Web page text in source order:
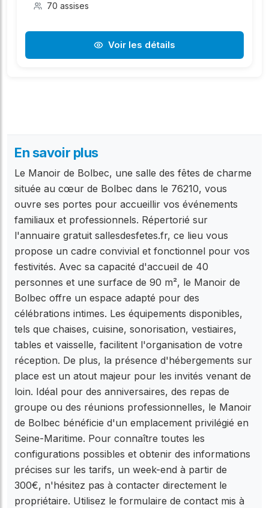
70 assises
Voir les détails
En savoir plus
Le Manoir de Bolbec, une salle des fêtes de charme
située au cœur de Bolbec dans le 76210, vous
ouvre ses portes pour accueillir vos événements
familiaux et professionnels. Répertorié sur
l'annuaire gratuit sallesdesfetes.fr, ce lieu vous
propose un cadre convivial et fonctionnel pour vos
festivités. Avec sa capacité d'accueil de 40
personnes et une surface de 90 m², le Manoir de
Bolbec offre un espace adapté pour des
célébrations intimes. Les équipements disponibles,
tels que chaises, cuisine, sonorisation, vestiaires,
tables et vaisselle, facilitent l'organisation de votre
réception. De plus, la présence d'hébergements sur
place est un atout majeur pour les invités venant de
loin. Idéal pour des anniversaires, des repas de
groupe ou des réunions professionnelles, le Manoir
de Bolbec bénéficie d'un emplacement privilégié en
Seine-Maritime. Pour connaître toutes les
configurations possibles et obtenir des informations
précises sur les tarifs, un week-end à partir de
300€, n'hésitez pas à contacter directement le
propriétaire. Utilisez le formulaire de contact mis à